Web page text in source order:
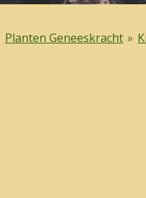
Planten Geneeskracht »